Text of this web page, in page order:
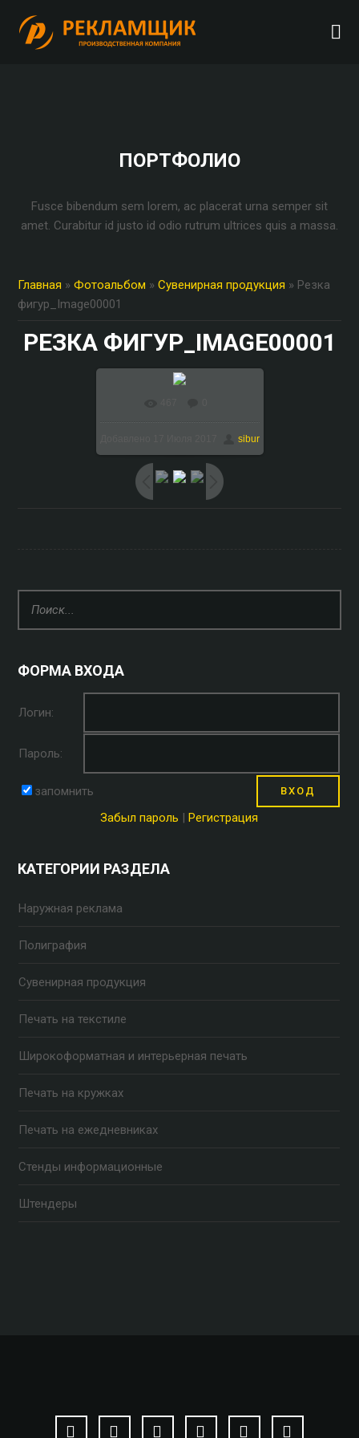
ПОРТФОЛИО
Fusce bibendum sem lorem, ac placerat urna semper sit
amet. Curabitur id justo id odio rutrum ultrices quis a massa.
Главная »Фотоальбом »Сувенирная продукция » Резка
фигур_Image00001
РЕЗКА ФИГУР_IMAGE00001
sibur
ФОРМА ВХОДА
Логин:
Пароль:
запомнить
Забыл пароль
Регистрация
КАТЕГОРИИ РАЗДЕЛА
Наружная реклама
Полиграфия
Сувенирная продукция
Печать на текстиле
Широкоформатная и интерьерная печать
Печать на кружках
Печать на ежедневниках
Стенды информационные
Штендеры